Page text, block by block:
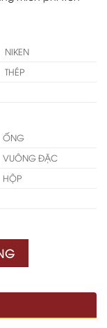
NIKEN
THÉP
ỐNG
VUÔNG ĐẶC
HỘP